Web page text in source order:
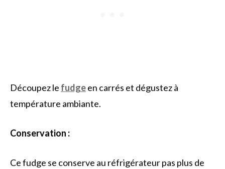
Découpez le fudgeen carrés et dégustez à
température ambiante.
Conservation :
Ce fudge se conserve au réfrigérateur pas plus de